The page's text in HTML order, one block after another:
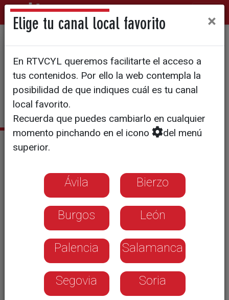
700 presos etarras están en
prisión
Noticias relacionadas
actividad armada
El PP asegura que no vale el cese de la
violencia si no se entregan las armas
Dos años de sucesivos golpes policiales a
ETA ha cometido 13 atentados en Castilla y
León desde el inicio de la etapa democrática
Zapatero remite al futuro Gobierno y
Parlamento conducir la nueva etapa con
Elige tu canal local favorito ×
En RTVCYL queremos facilitarte el acceso a
tus contenidos. Por ello la web contempla la
posibilidad de que indiques cuál es tu canal
local favorito.
Recuerda que puedes cambiarlo en cualquier
momento pinchando en el icono
del menú
superior.
Ávila Bierzo
Burgos León
Palencia Salamanca
Segovia Soria